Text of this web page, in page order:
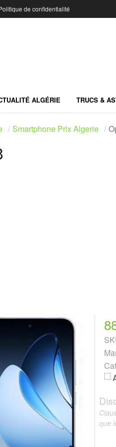
de confidentialité
ALGÉRIE TRUCS &
Smartphone Prix Algerie
que